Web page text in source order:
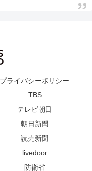
プライバシーポリシー
TBS
テレビ朝日
朝日新聞
読売新聞
livedoor
防衛省